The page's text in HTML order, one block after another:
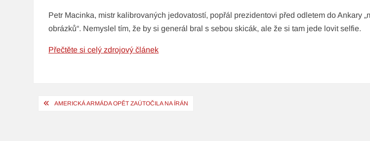
Petr Macinka, mistr kalibrovaných jedovatostí, popřál prezidentovi před odletem do Ankary
obrázků“. Nemyslel tím, že by si generál bral s sebou skicák, ale že si tam jede lovit selfie.
Přečtěte si celý zdrojový článek
Navigace
AMERICKÁ ARMÁDA OPĚT ZAÚTOČILA NA ÍRÁN